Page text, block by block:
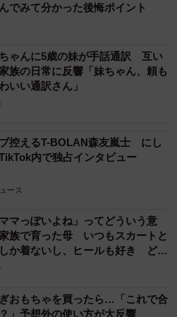
でみて分かった後悔ポイント
ゃんに5歳の妹が手話通訳 互い
族の日常に反響「妹ちゃん、頼も
いい通訳さん」
控えるT-BOLAN森友嵐士 にし
内で独占インタビュー
ース
ママっぽいよね」ってどういう意
族で育った母 いつもスカートと
か着ないし、ヒールも好き どの
おもちゃを買ったら…「これで合
」予想外の使い方が大反響